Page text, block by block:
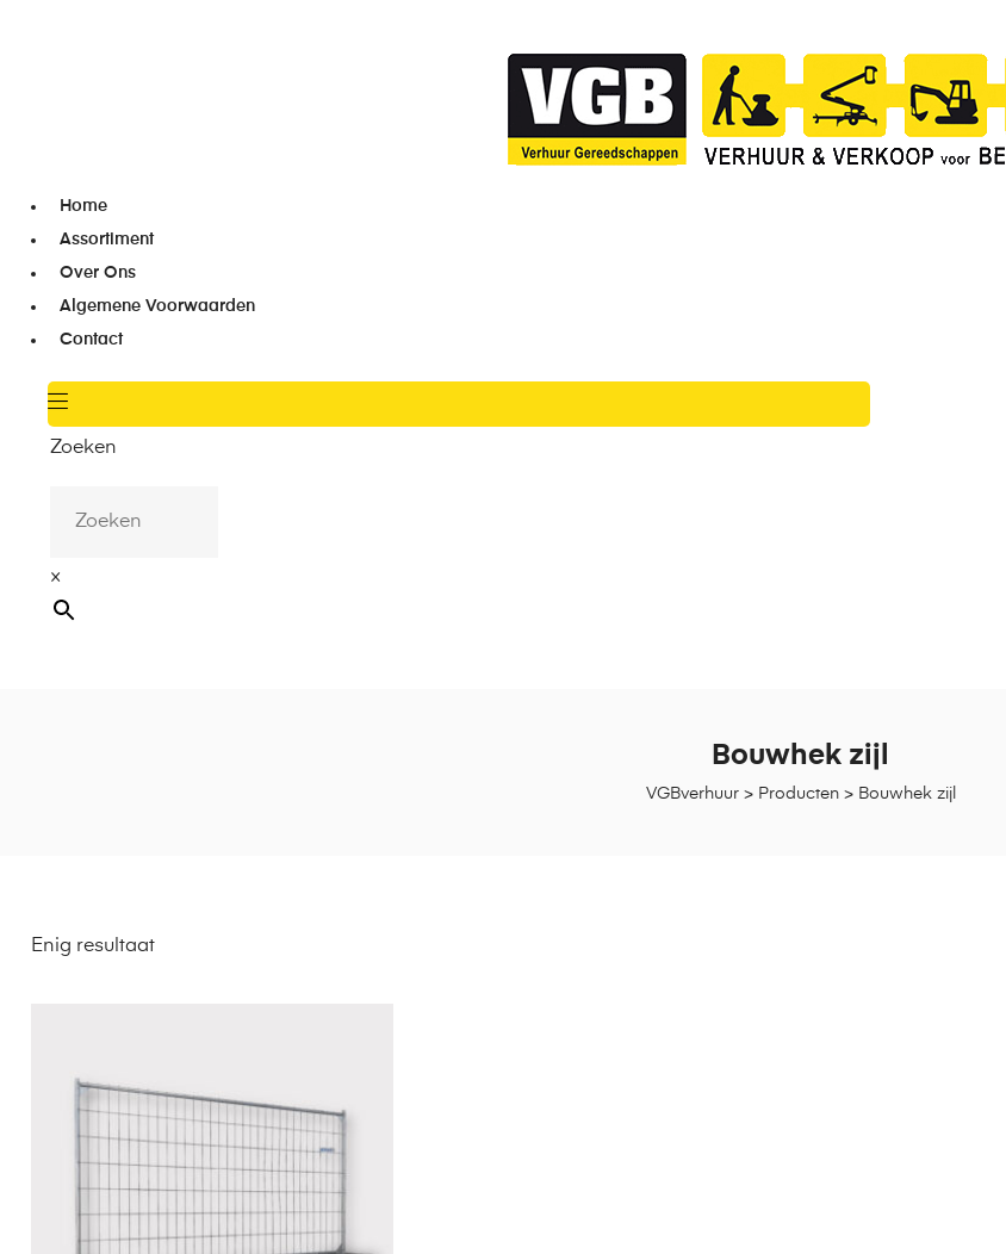
Home
Assortiment
Over Ons
Algemene Voorwaarden
Contact
Zoeken
×
VGBverhuur> Producten> Bouwhek zijl
Bouwhek zijl
Enig resultaat